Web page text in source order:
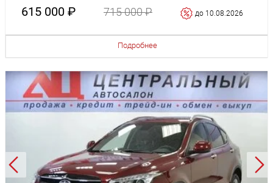
615 000 ₽ 715 000 ₽ до 10.08.2026
Подробнее